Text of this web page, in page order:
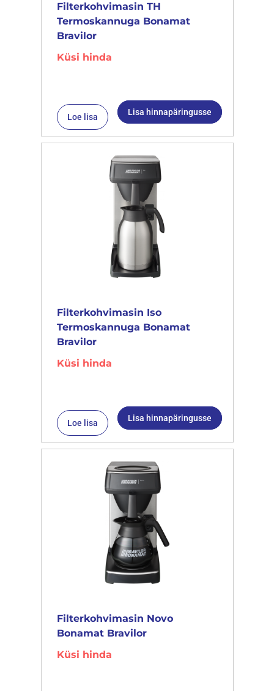
Filterkohvimasin TH
Termoskannuga Bonamat
Bravilor
Küsi hinda
Loe lisa Lisa hinnapäringusse
Filterkohvimasin Iso
Termoskannuga Bonamat
Bravilor
Küsi hinda
Loe lisa Lisa hinnapäringusse
Filterkohvimasin Novo
Bonamat Bravilor
Küsi hinda